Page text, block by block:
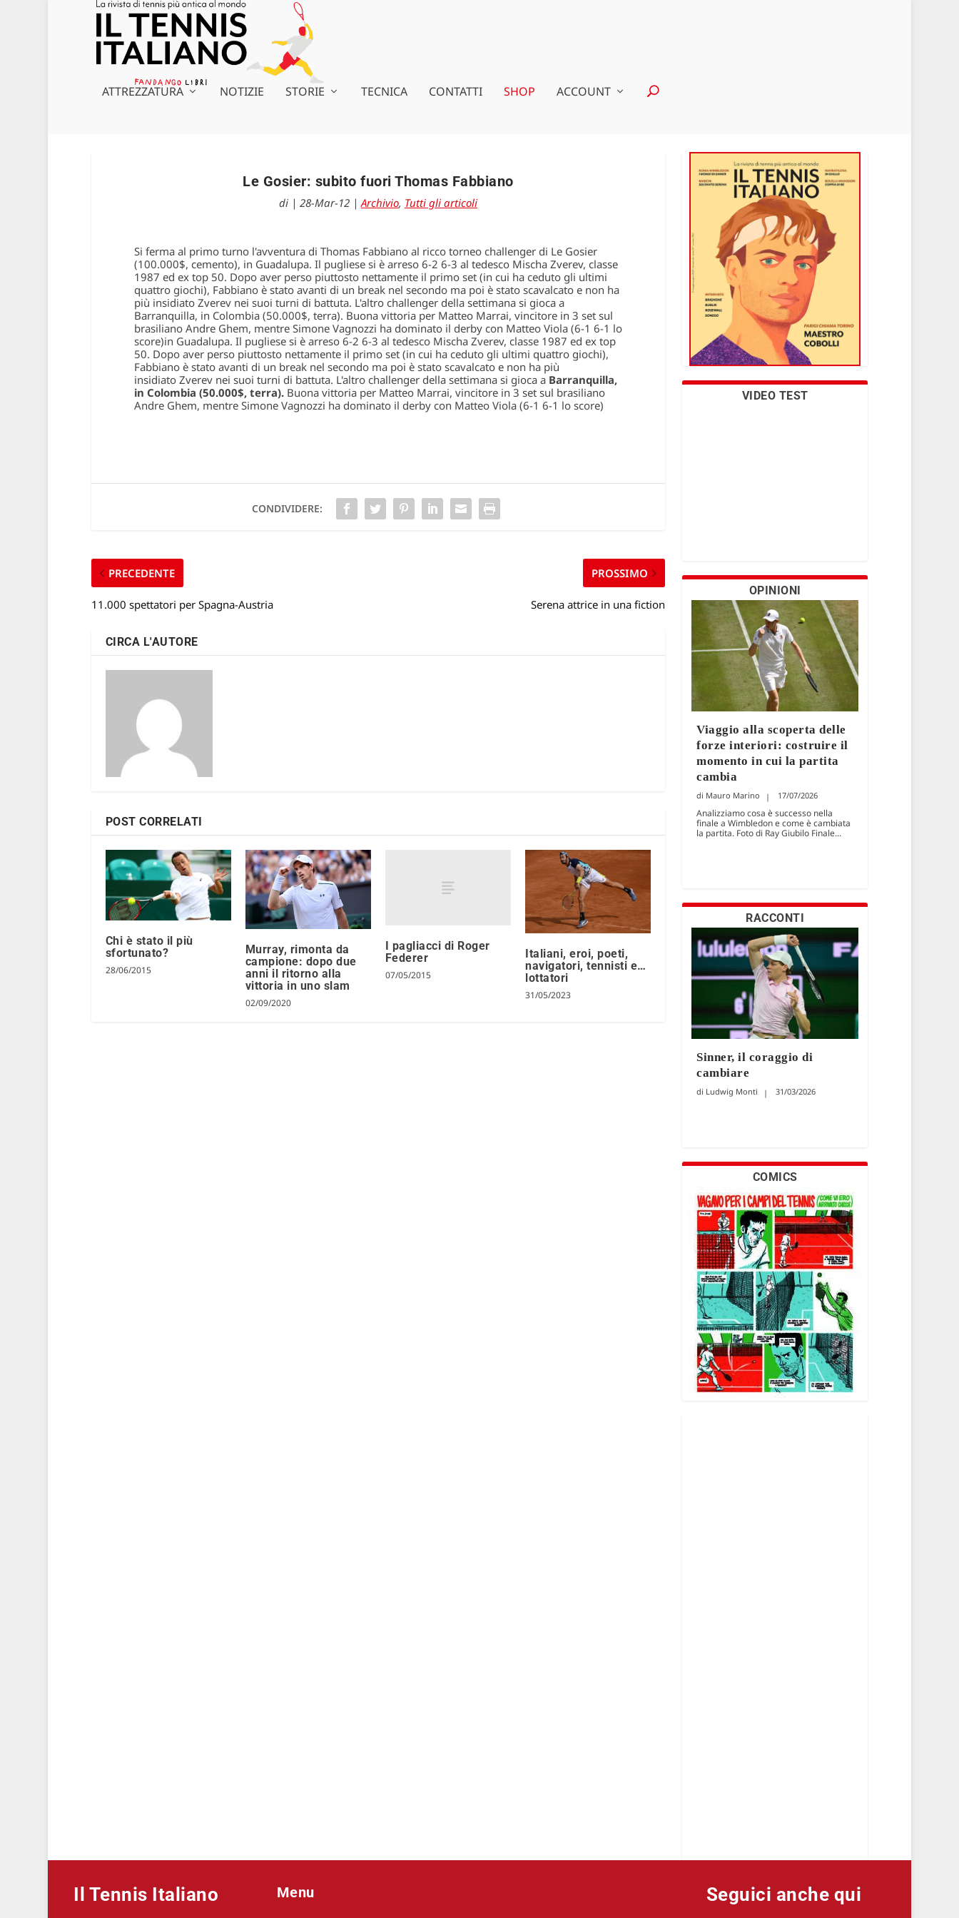
ATTREZZATURA NOTIZIE STORIE TECNICA CONTATTI SHOP ACCOUNT
Le Gosier: subito fuori Thomas Fabbiano
di | 28-Mar-12|Archivio, Tutti gli articoli
Si ferma al primo turno l'avventura di Thomas Fabbiano al ricco torneo challenger di Le Gosier
(100.000$, cemento), in Guadalupa. Il pugliese si è arreso 6-2 6-3 al tedesco Mischa Zverev, classe
1987 ed ex top 50. Dopo aver perso piuttosto nettamente il primo set (in cui ha ceduto gli ultimi
quattro giochi), Fabbiano è stato avanti di un break nel secondo ma poi è stato scavalcato e non ha
più insidiato Zverev nei suoi turni di battuta. L'altro challenger della settimana si gioca a
Barranquilla, in Colombia (50.000$, terra). Buona vittoria per Matteo Marrai, vincitore in 3 set sul
brasiliano Andre Ghem, mentre Simone Vagnozzi ha dominato il derby con Matteo Viola (6-1 6-1 lo
score)in Guadalupa. Il pugliese si è arreso 6-2 6-3 al tedesco Mischa Zverev, classe 1987 ed ex top
50. Dopo aver perso piuttosto nettamente il primo set (in cui ha ceduto gli ultimi quattro giochi),
Fabbiano è stato avanti di un break nel secondo ma poi è stato scavalcato e non ha più
insidiato Zverev nei suoi turni di battuta. L'altro challenger della settimana si gioca a Barranquilla,
in Colombia (50.000$, terra). Buona vittoria per Matteo Marrai, vincitore in 3 set sul brasiliano
Andre Ghem, mentre Simone Vagnozzi ha dominato il derby con Matteo Viola (6-1 6-1 lo score)
CONDIVIDERE:
PRECEDENTE
11.000 spettatori per Spagna-Austria
PROSSIMO
Serena attrice in una fiction
CIRCA L'AUTORE
POST CORRELATI
Chi è stato il più
sfortunato?
28/06/2015
Murray, rimonta da
campione: dopo due
anni il ritorno alla
vittoria in uno slam
02/09/2020
I pagliacci di Roger
Federer
07/05/2015
Italiani, eroi, poeti,
navigatori, tennisti e…
lottatori
31/05/2023
VIDEO TEST
OPINIONI
Viaggio alla scoperta delle
forze interiori: costruire il
momento in cui la partita
cambia
Mauro Marino 17/07/2026
Analizziamo cosa è successo nella
finale a Wimbledon e come è cambiata
la partita. Foto di Ray Giubilo Finale...
RACCONTI
Sinner, il coraggio di
cambiare
Ludwig Monti 31/03/2026
COMICS
Il Tennis Italiano Menu Seguici anche qui